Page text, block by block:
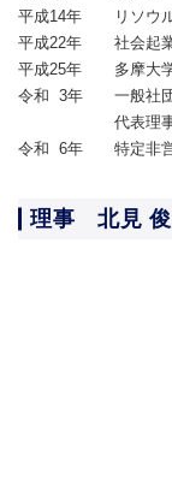
平成14年
リソウ
平成22年
社会起
平成25年
多摩大
令和 3年
一般社
代表理
令和 6年
特定非
理事 北見 俊